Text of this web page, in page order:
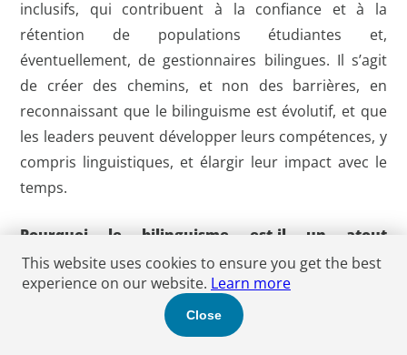
inclusifs, qui contribuent à la confiance et à la
rétention de populations étudiantes et,
éventuellement, de gestionnaires bilingues. Il s’agit
de créer des chemins, et non des barrières, en
reconnaissant que le bilinguisme est évolutif, et que
les leaders peuvent développer leurs compétences, y
compris linguistiques, et élargir leur impact avec le
temps.
Pourquoi le bilinguisme est-il un atout
stratégique pour toute organisation au Canada?
Le bilinguisme constitue un avantage concurrentiel
réel dans l’environnement économique actuel. Les
This website uses cookies to ensure you get the best
experience on our website. Learn more
Close